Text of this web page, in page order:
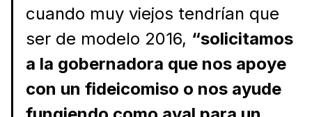
cuando muy viejos tendrían que
ser de modelo 2016, “solicitamos
a la gobernadora que nos apoye
con un fideicomiso o nos ayude